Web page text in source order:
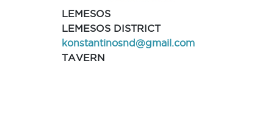
LEMESOS
LEMESOS DISTRICT
konstantinosnd@gmail.com
TAVERN